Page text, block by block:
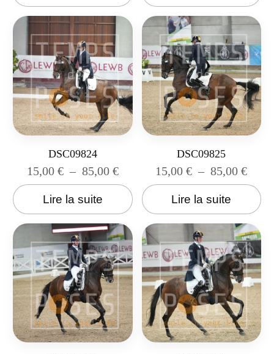
DSC09824
15,00 € – 85,00 €
Lire la suite
DSC09825
15,00€ – 85,00€
Lire la suite